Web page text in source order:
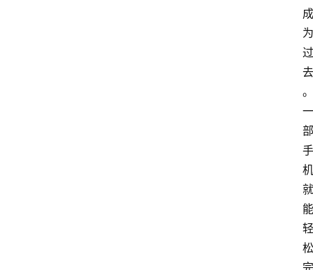
成
为
过
去
。
一
部
手
机
就
能
轻
松
完